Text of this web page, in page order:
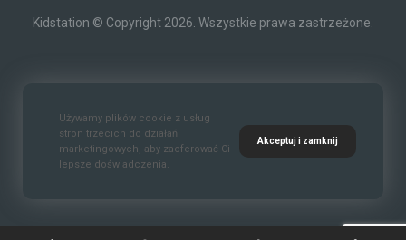
Kidstation © Copyright 2026. Wszystkie prawa zastrzeżone.
Używamy plików cookie z usług
stron trzecich do działań
marketingowych, aby zaoferować Ci
lepsze doświadczenia.
Akceptuj i zamknij